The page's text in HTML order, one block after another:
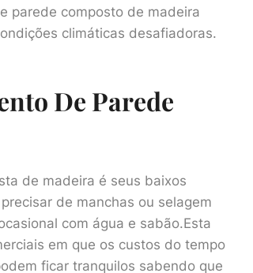
parede composto de madeira
climáticas desafiadoras.
De Parede
de madeira é seus baixos
de manchas ou selagem
com água e sabão.Esta
em que os custos do tempo
ficar tranquilos sabendo que